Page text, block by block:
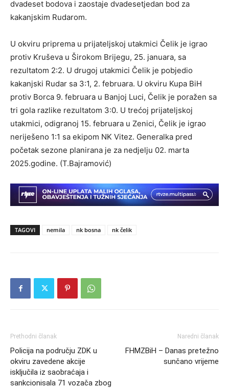
dvadeset bodova i zaostaje dvadesetjedan bod za
kakanjskim Rudarom.
U okviru priprema u prijateljskoj utakmici Čelik je igrao
protiv Kruševa u Širokom Brijegu, 25. januara, sa
rezultatom 2:2. U drugoj utakmici Čelik je pobjedio
kakanjski Rudar sa 3:1, 2. februara. U okviru Kupa BiH
protiv Borca 9. februara u Banjoj Luci, Čelik je poražen sa
tri gola razlike rezultatom 3:0. U trećoj prijateljskoj
utakmici, odigranoj 15. februara u Zenici, Čelik je igrao
neriješeno 1:1 sa ekipom NK Vitez. Generalka pred
početak sezone planirana je za nedjelju 02. marta
2025.godine. (T.Bajramović)
TAGOVI nemila nk bosna nk čelik
Prethodni članak
Policija na području ZDK u
okviru zavedene akcije
isključila iz saobraćaja i
sankcionisala 71 vozača zbog
Naredni članak
FHMZBiH – Danas pretežno
sunčano vrijeme